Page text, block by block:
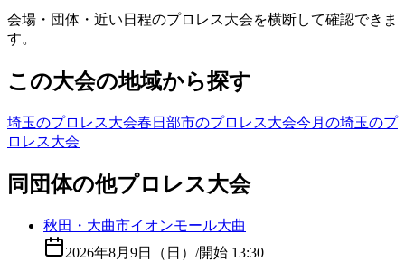
会場・団体・近い日程のプロレス大会を横断して確認できま
す。
この大会の地域から探す
埼玉のプロレス大会春日部市のプロレス大会今月の埼玉のプ
ロレス大会
同団体の他プロレス大会
秋田・大曲市イオンモール大曲
2026年8月9日（日） /開始 13:30